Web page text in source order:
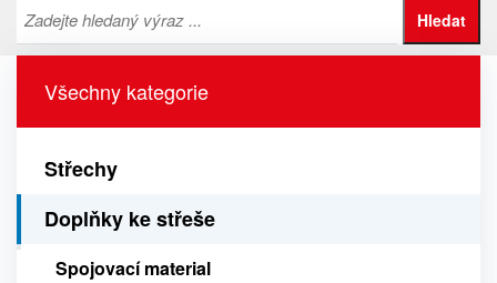
Všechny kategorie
Střechy
Doplňky ke střeše
Spojovací material